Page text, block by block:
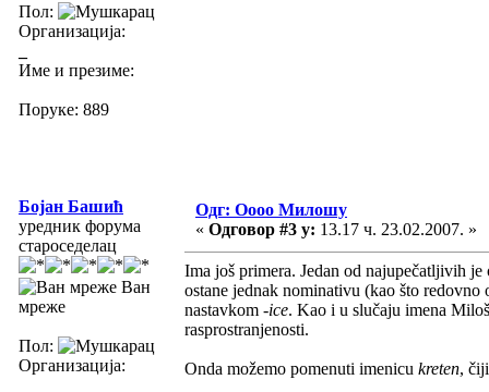
Пол:
Организација:
Име и презиме:
Поруке: 889
Бојан Башић
уредник форума
староседелац
Ван
мреже
Пол:
Организација:
Одг: Оооо Милошу
« Одговор #3 у: 13.17 ч. 23.02.2007. »
Ima još primera. Jedan od najupečatljivih
ostane jednak nominativu (kao što
nastavkom -ice. Kao i u slučaju imena
rasprostranjenosti.
Onda možemo pomenuti imenicu kreten,